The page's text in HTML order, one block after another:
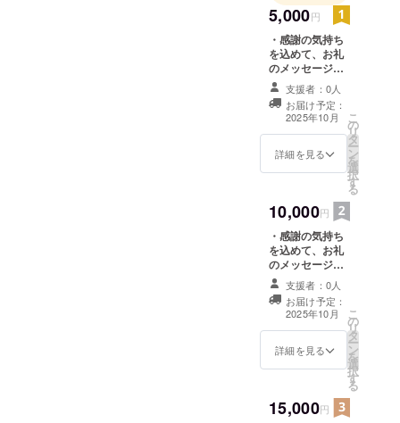
5,000円
・感謝の気持ち
を込めて、お礼
のメッセージを
お送りします。
支援者：0人
お届け予定：
2025年10月
詳細を見る
こ
の
リ
タ
ー
ン
を
選
択
す
る
10,000円
・感謝の気持ち
を込めて、お礼
のメッセージを
お送りします。
・ガチャに使わ
れているアイテ
ムを特別にお届
け(うきはオリジ
ナルキーホル
支援者：0人
お届け予定：
2025年10月
詳細を見る
こ
の
リ
タ
ー
ン
を
選
択
す
る
15,000円